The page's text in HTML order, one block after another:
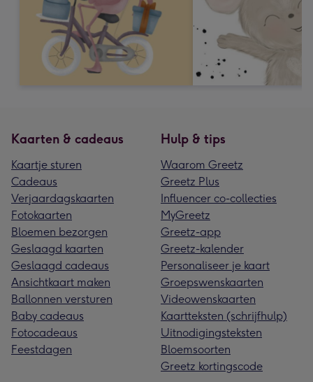
Kaarten & cadeaus
Kaartje sturen
Cadeaus
Verjaardagskaarten
Fotokaarten
Bloemen bezorgen
Geslaagd kaarten
Geslaagd cadeaus
Ansichtkaart maken
Ballonnen versturen
Baby cadeaus
Fotocadeaus
Feestdagen
Hulp & tips
Waarom Greetz
Greetz Plus
Influencer co-collecties
MyGreetz
Greetz-app
Greetz-kalender
Personaliseer je kaart
Groepswenskaarten
Videowenskaarten
Kaartteksten (schrijfhulp)
Uitnodigingsteksten
Bloemsoorten
Greetz kortingscode